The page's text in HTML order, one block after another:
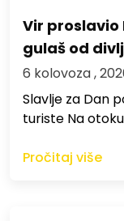
Vir proslavio
gulaš od
6 kolovoza ,
Slavlje za Dan
turiste Na
Pročitaj više